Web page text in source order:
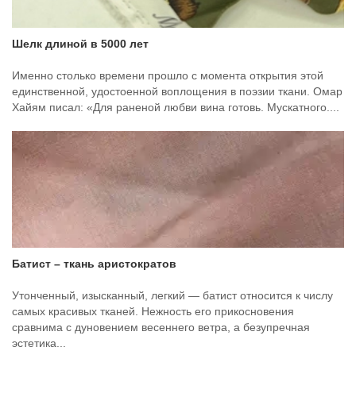
Шелк длиной в 5000 лет
Именно столько времени прошло с момента открытия этой
единственной, удостоенной воплощения в поэзии ткани. Омар
Хайям писал: «Для раненой любви вина готовь. Мускатного....
Батист – ткань аристократов
Утонченный, изысканный, легкий — батист относится к числу
самых красивых тканей. Нежность его прикосновения
сравнима с дуновением весеннего ветра, а безупречная
эстетика...